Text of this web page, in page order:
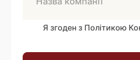
Я згоден з Політикою